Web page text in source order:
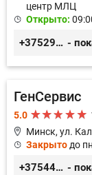
центр МЛЦ
Открыто:
+375296233505 -
ГенСервис
5.0
Минск, ул.
Закрыто до
+375444649592 -